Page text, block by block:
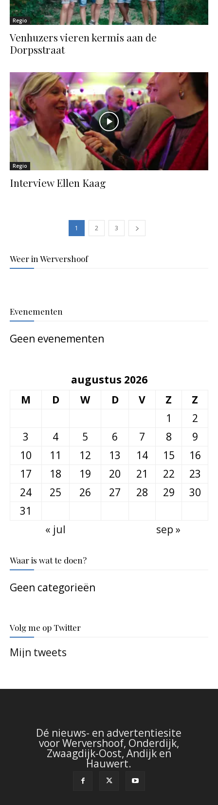
Regio
Venhuzers vieren kermis aan de
Dorpsstraat
Regio
Interview Ellen Kaag
1 2 3
Weer in Wervershoof
Evenementen
Geen evenementen
augustus 2026
M
D W D V Z
Z
1
2
3
4 5 6 7 8
9
10
11 12 13 14 15
16
17
18 19 20 21 22
23
24
25 26 27 28 29
30
31
« jul
sep »
Waar is wat te doen?
Geen categorieën
Volg me op Twitter
Mijn tweets
Dé nieuws- en advertentiesite
voor Wervershoof, Onderdijk,
Zwaagdijk-Oost, Andijk en
Hauwert.